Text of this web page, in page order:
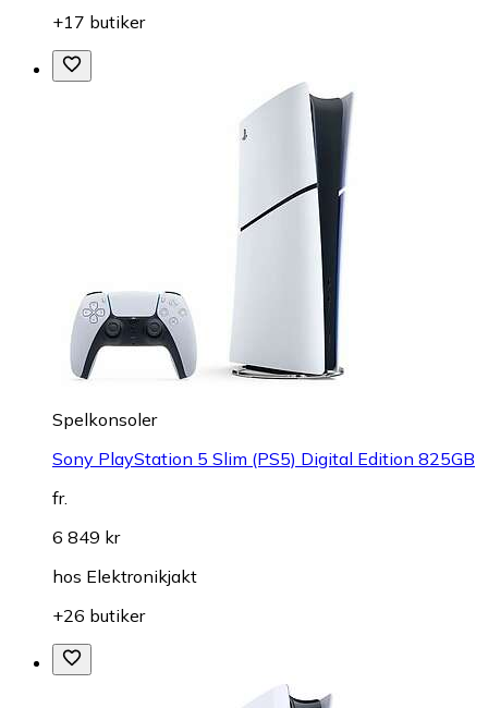
+17 butiker
Spelkonsoler
Sony PlayStation 5 Slim (PS5) Digital Edition 825GB
fr.
6 849 kr
hos Elektronikjakt
+26 butiker